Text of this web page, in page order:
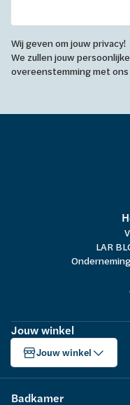
Wij geven om jouw privacy!
We zullen jouw
overeenstemming met ons
LAR
Jouw winkel
Jouw winkel
Badkamer